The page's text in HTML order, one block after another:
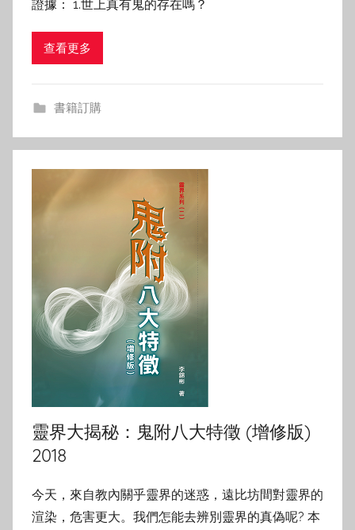
證據： 1.世上真有鬼的存在嗎？
查看更多
書籍訂購
靈界大揭秘：鬼附八大特徵 (增修版)
2018
今天，來自教內關乎靈界的迷惑，遠比坊間對靈界的
渲染，危害更大。我們怎能去辨別靈界的真偽呢? 本